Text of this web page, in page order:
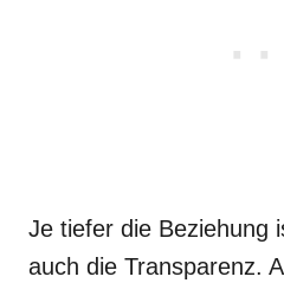
Je tiefer die Beziehung
auch die Transparenz.